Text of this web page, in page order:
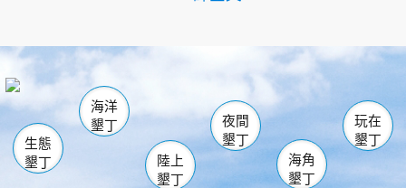
南仁湖
海生館
恆春 佳樂水
龍鑾潭自然中心 森林遊樂區
瓊麻館
關山 墾管處遊客中心
社頂公園 風吹沙
船帆石
白砂 龍磐公園
香蕉灣
砂島
鵝鑾鼻
生態
墾丁
海洋
墾丁
陸上
墾丁
夜間
墾丁
海角
墾丁
玩在
墾丁